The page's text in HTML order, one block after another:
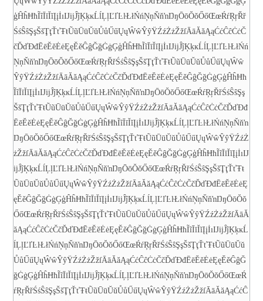
ģĤĥĦħĨĩĪīĬĭĮįİıĲĳĴĵĶķĸĹĺĻļĽľĿŀŁłŃńŅņŇňŉŊŋŌōŎŏŐőŒœŔŕŖŗŘř
ŚśŜŝŞşŠšŢţŤťŦŧŨũŪūŬŭŮůŰűŲųŴŵŶŷŸŹźŻżŽžſĀāĂăĄąĆćĈĉĊċČ
čĎďĐđĒēĔĕĖėĘęĚěĜĝĞğĠġĢģĤĥĦħĨĩĪīĬĭĮįİıĲĳĴĵĶķĸĹĺĻļĽľĿŀŁłŃń
ŅņŇňŉŊŋŌōŎŏŐőŒœŔŕŖŗŘřŚśŜŝŞşŠšŢţŤťŦŧŨũŪūŬŭŮůŰűŲųŴŵ
ŶŷŸŹźŻżŽžſĀāĂăĄąĆćĈĉĊċČčĎďĐđĒēĔĕĖėĘęĚěĜĝĞğĠġĢģĤĥĦħ
ĨĩĪīĬĭĮįİıĲĳĴĵĶķĸĹĺĻļĽľĿŀŁłŃńŅņŇňŉŊŋŌōŎŏŐőŒœŔŕŖŗŘřŚśŜŝŞş
ŠšŢţŤťŦŧŨũŪūŬŭŮůŰűŲųŴŵŶŷŸŹźŻżŽžſĀāĂăĄąĆćĈĉĊċČčĎďĐđ
ĒēĔĕĖėĘęĚěĜĝĞğĠġĢģĤĥĦħĨĩĪīĬĭĮįİıĲĳĴĵĶķĸĹĺĻļĽľĿŀŁłŃńŅņŇňŉ
ŊŋŌōŎŏŐőŒœŔŕŖŗŘřŚśŜŝŞşŠšŢţŤťŦŧŨũŪūŬŭŮůŰűŲųŴŵŶŷŸŹźŻ
żŽžſĀāĂăĄąĆćĈĉĊċČčĎďĐđĒēĔĕĖėĘęĚěĜĝĞğĠġĢģĤĥĦħĨĩĪīĬĭĮįİıĲ
ĳĴĵĶķĸĹĺĻļĽľĿŀŁłŃńŅņŇňŉŊŋŌōŎŏŐőŒœŔŕŖŗŘřŚśŜŝŞşŠšŢţŤťŦŧ
ŨũŪūŬŭŮůŰűŲųŴŵŶŷŸŹźŻżŽžſĀāĂăĄąĆćĈĉĊċČčĎďĐđĒēĔĕĖėĘ
ęĚěĜĝĞğĠġĢģĤĥĦħĨĩĪīĬĭĮįİıĲĳĴĵĶķĸĹĺĻļĽľĿŀŁłŃńŅņŇňŉŊŋŌōŎŏ
ŐőŒœŔŕŖŗŘřŚśŜŝŞşŠšŢţŤťŦŧŨũŪūŬŭŮůŰűŲųŴŵŶŷŸŹźŻżŽžſĀāĂ
ăĄąĆćĈĉĊċČčĎďĐđĒēĔĕĖėĘęĚěĜĝĞğĠġĢģĤĥĦħĨĩĪīĬĭĮįİıĲĳĴĵĶķĸĹ
ĺĻļĽľĿŀŁłŃńŅņŇňŉŊŋŌōŎŏŐőŒœŔŕŖŗŘřŚśŜŝŞşŠšŢţŤťŦŧŨũŪūŬŭ
ŮůŰűŲųŴŵŶŷŸŹźŻżŽžſĀāĂăĄąĆćĈĉĊċČčĎďĐđĒēĔĕĖėĘęĚěĜĝĞ
ğĠġĢģĤĥĦħĨĩĪīĬĭĮįİıĲĳĴĵĶķĸĹĺĻļĽľĿŀŁłŃńŅņŇňŉŊŋŌōŎŏŐőŒœŔ
ŕŖŗŘřŚśŜŝŞşŠšŢţŤťŦŧŨũŪūŬŭŮůŰűŲųŴŵŶŷŸŹźŻżŽžſĀāĂăĄąĆćĈ